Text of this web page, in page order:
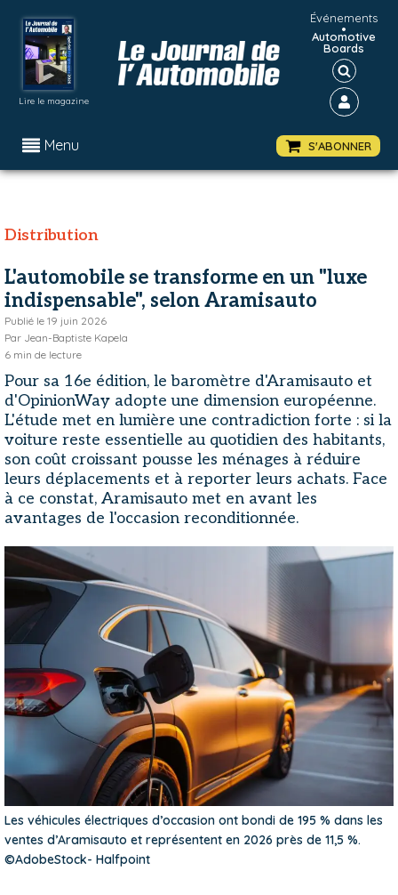
Lire le magazine
Événements
•
Automotive
Boards
Menu S'ABONNER
Distribution
L'automobile se transforme en un "luxe
indispensable", selon Aramisauto
Publié le 19 juin 2026
Par Jean-Baptiste Kapela
6 min de lecture
Pour sa 16e édition, le baromètre d'Aramisauto et
d'OpinionWay adopte une dimension européenne.
L'étude met en lumière une contradiction forte : si la
voiture reste essentielle au quotidien des habitants,
son coût croissant pousse les ménages à réduire
leurs déplacements et à reporter leurs achats. Face
à ce constat, Aramisauto met en avant les
avantages de l'occasion reconditionnée.
Les véhicules électriques d’occasion ont bondi de 195 % dans les
ventes d’Aramisauto et représentent en 2026 près de 11,5 %.
©AdobeStock- Halfpoint